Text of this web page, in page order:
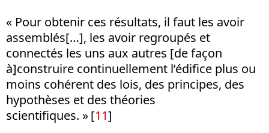
« Pour obtenir ces résultats, il faut les avoir
assemblés[…], les avoir regroupés et
connectés les uns aux autres [de façon
à]construire continuellement l’édifice plus ou
moins cohérent des lois, des principes, des
hypothèses et des théories
scientifiques. »[11]